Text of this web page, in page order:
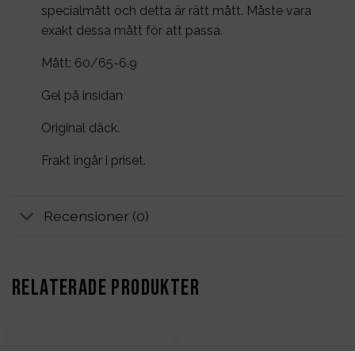
specialmått och detta är rätt mått. Måste vara
exakt dessa mått för att passa.
Mått: 60/65-6.9
Gel på insidan
Original däck.
Frakt ingår i priset.
Recensioner (0)
RELATERADE PRODUKTER